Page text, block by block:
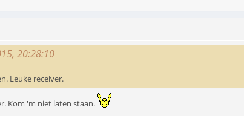
20:28:10
Leuke receiver.
Kom 'm niet laten staan.